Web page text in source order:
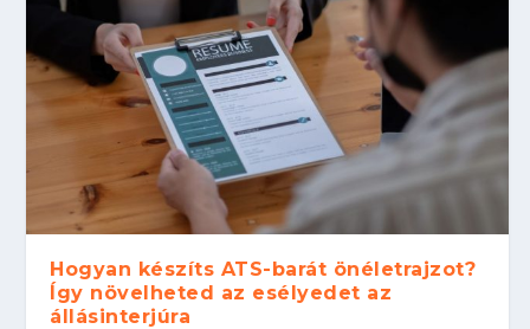
Hogyan készíts ATS-barát önéletrajzot?
Így növelheted az esélyedet az
állásinterjúra